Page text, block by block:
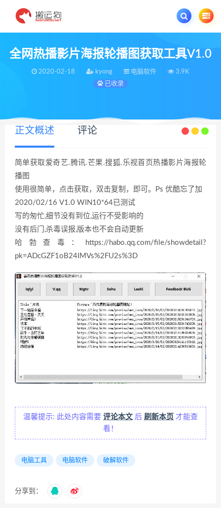
欢迎您光临搬运狗资源网，本站秉承服务宗旨 履行“站长”责任，销售只是起点 服
全网热播影片海报轮播图获取工具V1.0
2020-02-18 kyong 电脑软件
3.9K
已收录
正文概述 评论
简单获取爱奇艺.腾讯.芒果.搜狐.乐视首页热播影片海报轮
播图
使用很简单，点击获取，双击复制，即可。Ps 优酷忘了加
2020/02/16 V1.0 WIN10*64已测试
写的匆忙,细节没有到位,运行不受影响的
没有后门,杀毒误报,版本也不会自动更新
哈勃查毒：https://habo.qq.com/file/showdetail?
pk=ADcGZF1oB24IMVs%2FU2s%3D
温馨提示: 此处内容需要 评论本文 后 刷新本页 才能查
看！
电脑工具 电脑软件 破解软件
分享到：